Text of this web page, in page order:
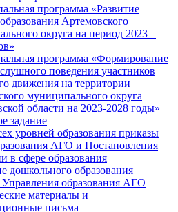
программа «Развитие
Артемовского
округа на период 2023 –
программа «Формирование
поведения участников
движения на территории
муниципального округа
области на 2023-2028 годы»
задание
уровней образования приказы
АГО и Постановления
в сфере образования
дошкольного образования
образования АГО
материалы и
письма